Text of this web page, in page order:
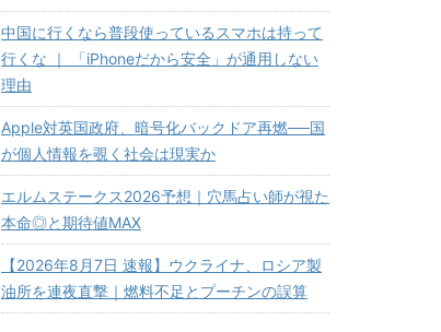
中国に行くなら普段使っているスマホは持って
行くな ｜ 「iPhoneだから安全」が通用しない
理由
Apple対英国政府、暗号化バックドア再燃──国
が個人情報を覗く社会は現実か
エルムステークス2026予想｜穴馬占い師が視た
本命◎と期待値MAX
【2026年8月7日 速報】ウクライナ、ロシア製
油所を連夜直撃｜燃料不足とプーチンの誤算